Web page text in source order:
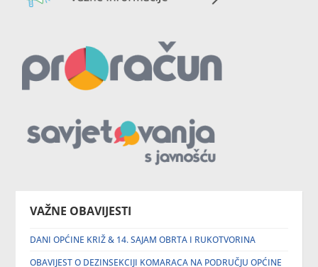
VAŽNE OBAVIJESTI
DANI OPĆINE KRIŽ & 14. SAJAM OBRTA I RUKOTVORINA
OBAVIJEST O DEZINSEKCIJI KOMARACA NA PODRUČJU OPĆINE